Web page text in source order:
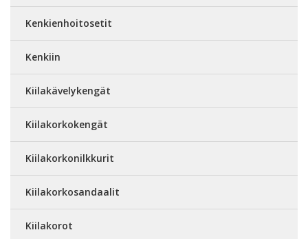
Kenkienhoitosetit
Kenkiin
Kiilakävelykengät
Kiilakorkokengät
Kiilakorkonilkkurit
Kiilakorkosandaalit
Kiilakorot